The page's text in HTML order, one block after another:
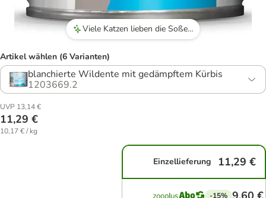
Viele Katzen lieben die Soße und den Geruch des Futters.
Artikel wählen (6 Varianten)
blanchierte Wildente mit gedämpftem Kürbis
1203669.2
UVP 13,14 €
11,29 €
10,17 € / kg
Einzellieferung 11,29 €
-15%